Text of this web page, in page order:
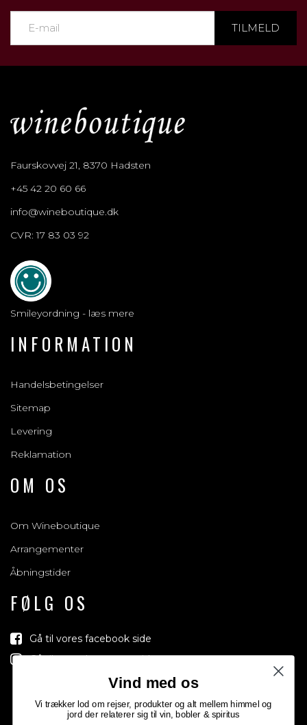
TILMELD
Faurskovvej 21, 8370 Hadsten
+45 42 20 60 66
info@wineboutique.dk
CVR: 17 83 03 92
Smileyordning - læs mere
INFORMATION
Handelsbetingelser
Sitemap
Levering
Reklamation
OM OS
Om Wineboutique
Arrangementer
Åbningstider
FØLG OS
Gå til vores facebook side
Gå til vores Instagram side
Vind med os
Vi trækker lod om rejser, produkter og alt mellem himmel og
jord der relaterer sig til vin, bobler & spiritus